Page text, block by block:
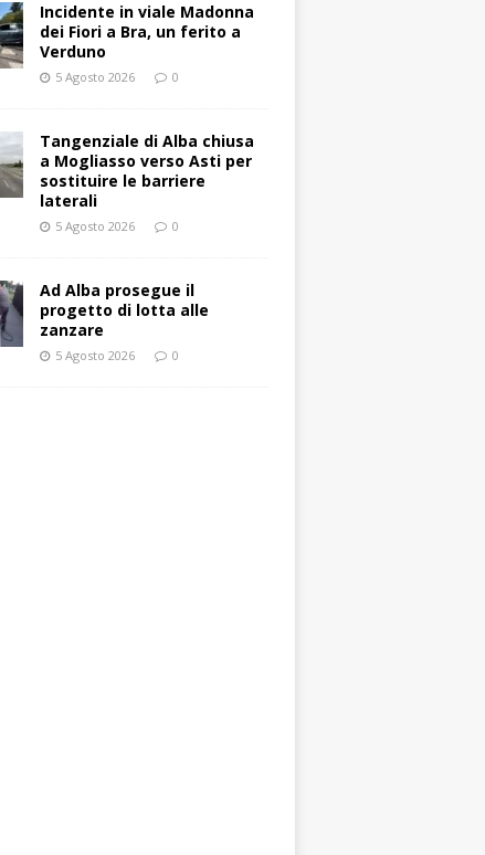
Incidente in viale Madonna
dei Fiori a Bra, un ferito a
Verduno
5 Agosto 2026 0
Tangenziale di Alba chiusa
a Mogliasso verso Asti per
sostituire le barriere
laterali
5 Agosto 2026 0
Ad Alba prosegue il
progetto di lotta alle
zanzare
5 Agosto 2026 0